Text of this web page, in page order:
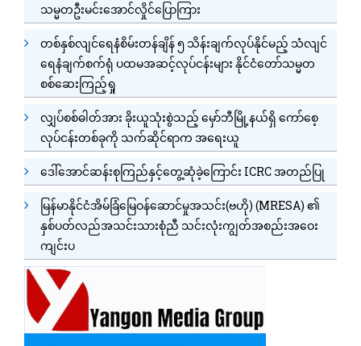
သမ္မတဦးမင်းအောင်လှိုင်ပြောကြား
တစ်နှစ်လျင်ရေနံစိမ်းတန်ချိန် ၅ သိန်းချက်လုပ်နိုင်မည့် သံလျင်
ရေနံချက်စက်ရုံ ပထမအဆင့်လုပ်ငန်းများ နိုင်ငံတော်သမ္မတ
စစ်ဆေးကြည့်ရှု
လျှပ်စစ်ဓါတ်အား ခိုးယူသုံးစွဲသည့် မှော်ဘီမြို့နယ်ရှိ ကော်စေ့
လုပ်ငန်းတစ်ခုကို သက်ဆိုင်ရာက အရေးယူ
ဒေါ်အောင်ဆန်းစုကြည်နှင့်တွေ့ဆုံခဲ့ကြောင်း ICRC အတည်ပြု
မြန်မာနိုင်ငံအိမ်ခြံမြေဝန်ဆောင်မှုအသင်း(ဗဟို) (MRESA) ၏
နှစ်ပတ်လည်အသင်းသားစုံညီ သင်းလုံးကျွတ်အစည်းအဝေး
ကျင်းပ